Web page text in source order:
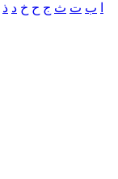
ب ت ث ج ح خ د ذ